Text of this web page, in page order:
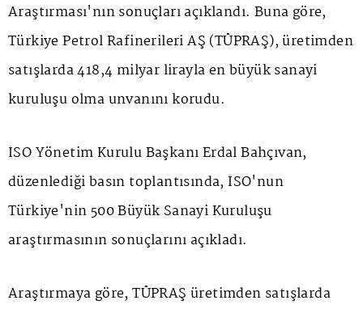
Araştırması'nın sonuçları açıklandı. Buna göre,
Türkiye Petrol Rafinerileri AŞ (TÜPRAŞ), üretimden
satışlarda 418,4 milyar lirayla en büyük sanayi
kuruluşu olma unvanını korudu.
İSO Yönetim Kurulu Başkanı Erdal Bahçıvan,
düzenlediği basın toplantısında, İSO'nun
Türkiye'nin 500 Büyük Sanayi Kuruluşu
araştırmasının sonuçlarını açıkladı.
Araştırmaya göre, TÜPRAŞ üretimden satışlarda